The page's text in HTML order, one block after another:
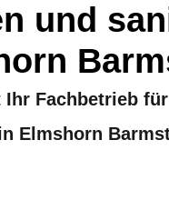
und
Ihr Fachbetrieb
Elmshorn